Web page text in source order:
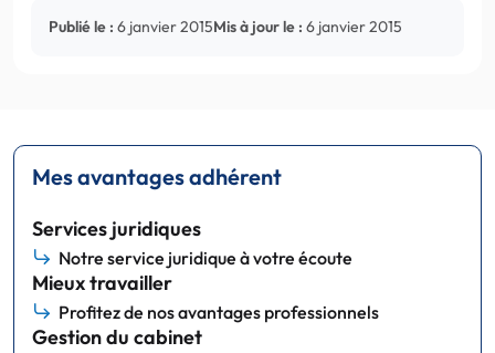
Publié le : 6 janvier 2015Mis à jour le : 6 janvier 2015
Mes avantages adhérent
Services juridiques
Notre service juridique à votre écoute
Mieux travailler
Profitez de nos avantages professionnels
Gestion du cabinet